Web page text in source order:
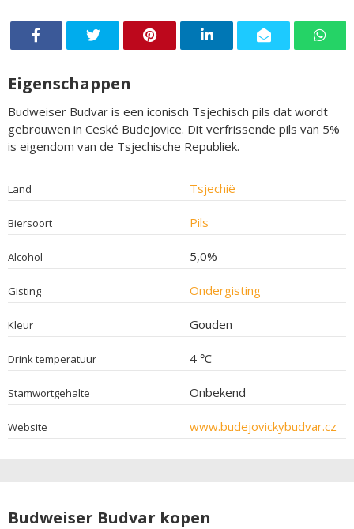
Eigenschappen
Budweiser Budvar is een iconisch Tsjechisch pils dat wordt
gebrouwen in Ceské Budejovice. Dit verfrissende pils van 5%
is eigendom van de Tsjechische Republiek.
Land Tsjechië
Biersoort Pils
Alcohol 5,0%
Gisting Ondergisting
Kleur Gouden
Drink temperatuur 4 ℃
Stamwortgehalte Onbekend
Website www.budejovickybudvar.cz
Budweiser Budvar kopen